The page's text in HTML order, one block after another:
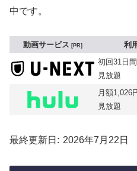
中です。
動画サービス PR 利
初回31日
見放題
月額1,026
見放題
最終更新日 2026年7月22日